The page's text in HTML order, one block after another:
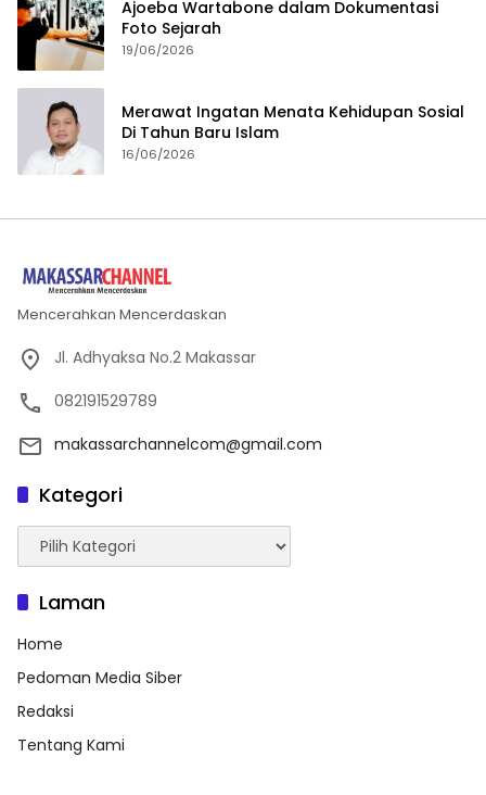
Ajoeba Wartabone dalam Dokumentasi
Foto Sejarah
19/06/2026
Merawat Ingatan Menata Kehidupan Sosial
Di Tahun Baru Islam
16/06/2026
Mencerahkan Mencerdaskan
Jl. Adhyaksa No.2 Makassar
082191529789
makassarchannelcom@gmail.com
Kategori
Kategori
Laman
Home
Pedoman Media Siber
Redaksi
Tentang Kami